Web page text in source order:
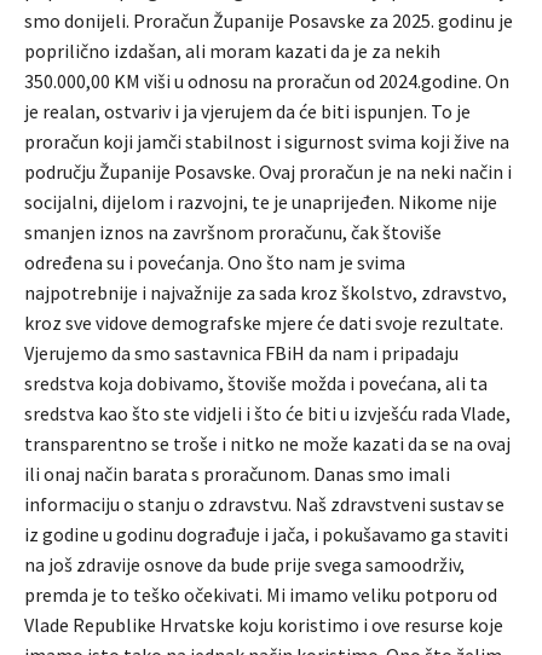
smo donijeli. Proračun Županije Posavske za 2025. godinu je
poprilično izdašan, ali moram kazati da je za nekih
350.000,00 KM viši u odnosu na proračun od 2024.godine. On
je realan, ostvariv i ja vjerujem da će biti ispunjen. To je
proračun koji jamči stabilnost i sigurnost svima koji žive na
području Županije Posavske. Ovaj proračun je na neki način i
socijalni, dijelom i razvojni, te je unaprijeđen. Nikome nije
smanjen iznos na završnom proračunu, čak štoviše
određena su i povećanja. Ono što nam je svima
najpotrebnije i najvažnije za sada kroz školstvo, zdravstvo,
kroz sve vidove demografske mjere će dati svoje rezultate.
Vjerujemo da smo sastavnica FBiH da nam i pripadaju
sredstva koja dobivamo, štoviše možda i povećana, ali ta
sredstva kao što ste vidjeli i što će biti u izvješću rada Vlade,
transparentno se troše i nitko ne može kazati da se na ovaj
ili onaj način barata s proračunom. Danas smo imali
informaciju o stanju o zdravstvu. Naš zdravstveni sustav se
iz godine u godinu dograđuje i jača, i pokušavamo ga staviti
na još zdravije osnove da bude prije svega samoodrživ,
premda je to teško očekivati. Mi imamo veliku potporu od
Vlade Republike Hrvatske koju koristimo i ove resurse koje